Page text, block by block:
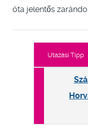
óta jelentős
Utazási Tipp